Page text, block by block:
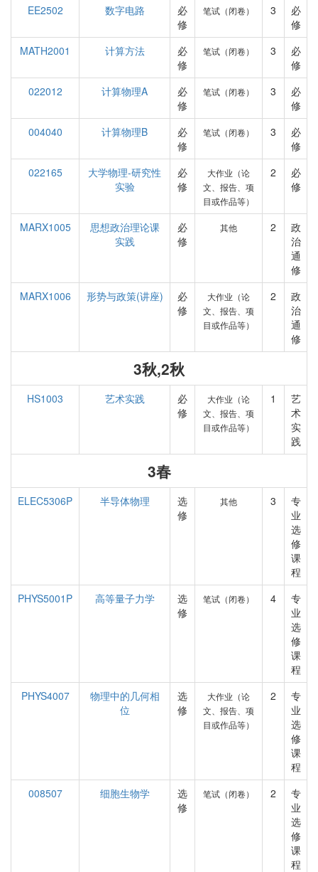
EE2502
数字电路
必
修
笔试（闭卷） 3
必
修
MATH2001
计算方法
必
修
笔试（闭卷） 3
必
修
022012
计算物理A
必
修
笔试（闭卷） 3
必
修
004040
计算物理B
必
修
笔试（闭卷） 3
必
修
022165
大学物理-研究性
实验
必
修
大作业（论
文、报告、项
目或作品等）
2
必
修
MARX1005
思想政治理论课
实践
必
修
其他 2
政
治
通
修
MARX1006
形势与政策(讲座)
必
修
大作业（论
文、报告、项
目或作品等）
2
政
治
通
修
3秋,2秋
HS1003 艺术实践
必
修
大作业（论
文、报告、项
目或作品等）
1
艺
术
实
践
3春
ELEC5306P 半导体物理
选
修
其他 3
专
业
选
修
课
程
PHYS5001P
高等量子力学
选
修
笔试（闭卷） 4
专
业
选
修
课
程
PHYS4007
物理中的几何相
位
选
修
大作业（论
文、报告、项
目或作品等）
2
专
业
选
修
课
程
008507
细胞生物学
选
修
笔试（闭卷） 2
专
业
选
修
课
程